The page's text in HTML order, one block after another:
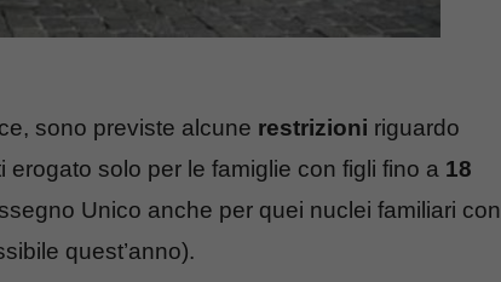
sono previste alcune restrizioni riguardo
erogato solo per le famiglie con figli fino a 18
Unico anche per quei nuclei familiari con
quest’anno).